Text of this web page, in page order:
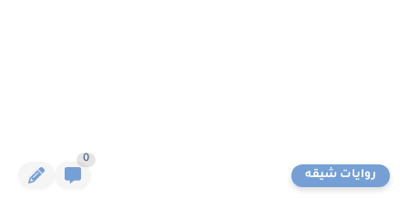
روايات شيقه
0